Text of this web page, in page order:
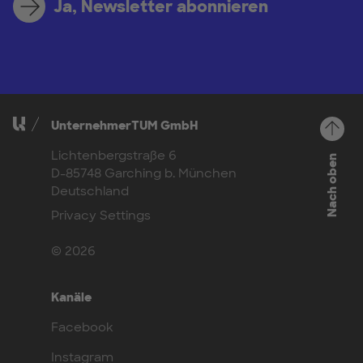
Ja, Newsletter abonnieren
UnternehmerTUM GmbH
Lichtenbergstraße 6
D-85748 Garching b. München
Deutschland
Privacy Settings
© 2026
Kanäle
Facebook
Instagram
Nach oben